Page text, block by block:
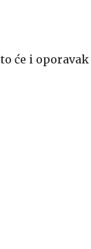
će i oporavak